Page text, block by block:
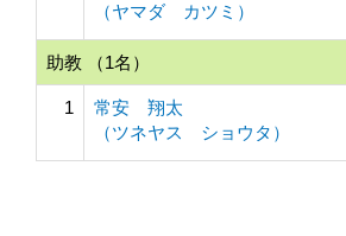
（ヤマダ カツミ）
助教 （1名）
1
常安 翔太
（ツネヤス ショウタ）